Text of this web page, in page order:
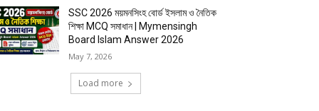
SSC 2026 ময়মনসিংহ বোর্ড ইসলাম ও নৈতিক
শিক্ষা MCQ সমাধান | Mymensingh
Board Islam Answer 2026
May 7, 2026
Load more